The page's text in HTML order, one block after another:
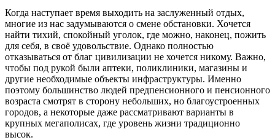
Когда наступает время выходить на заслуженный отдых,
многие из нас задумываются о смене обстановки. Хочется
найти тихий, спокойный уголок, где можно, наконец, пожить
для себя, в своё удовольствие. Однако полностью
отказываться от благ цивилизации не хочется никому. Важно,
чтобы под рукой были аптеки, поликлиники, магазины и
другие необходимые объекты инфраструктуры. Именно
поэтому большинство людей предпенсионного и пенсионного
возраста смотрят в сторону небольших, но благоустроенных
городов, а некоторые даже рассматривают варианты в
крупных мегаполисах, где уровень жизни традиционно
высок.